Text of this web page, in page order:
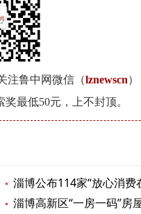
注鲁中网微信（lznewscn）
奖最低50元，上不封顶。
淄博公布114家“放心消费
淄博高新区“一房一码”房